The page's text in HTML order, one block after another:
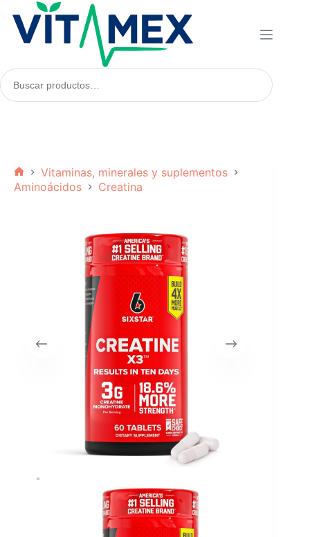
contenido
Buscar
productos:
Inicio
Vitaminas, minerales y suplementos
Aminoácidos
Creatina